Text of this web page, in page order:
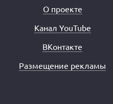
О проекте
Канал YouTube
ВКонтакте
Размещение рекламы